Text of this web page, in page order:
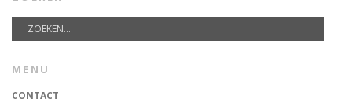
MENU
CONTACT